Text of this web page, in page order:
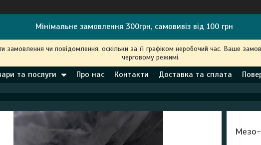
Мінімальне замовлення 300грн, самовивіз від 100 грн
чи повідомлення, оскільки за її графіком неробочий час. Ваше
черговому режимі.
та послуги Про нас Контакти Доставка та сплата
Мезо-